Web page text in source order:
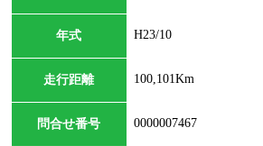
年式 H23/10
走行距離 100,101Km
問合せ番号 0000007467